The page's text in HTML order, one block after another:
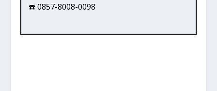
☎️ 0857-8008-0098